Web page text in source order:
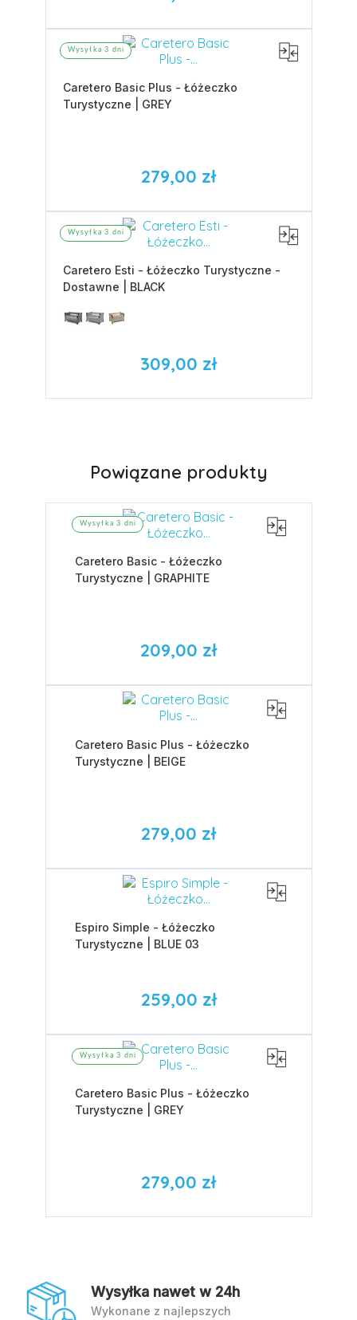
Powiązane produkty
Wysyłka 3 dni
Caretero Basic - Łóżeczko
Turystyczne | GRAPHITE
209,00 zł
Caretero Basic Plus - Łóżeczko
Turystyczne | BEIGE
279,00 zł
Espiro Simple - Łóżeczko
Turystyczne | BLUE 03
259,00 zł
Wysyłka 3 dni
Caretero Basic Plus - Łóżeczko
Turystyczne | GREY
279,00 zł
Wysyłka 3 dni
Caretero Basic Plus - Łóżeczko
Turystyczne | GREY
279,00 zł
Wysyłka 3 dni
Caretero Esti - Łóżeczko Turystyczne -
Dostawne | BLACK
309,00 zł
Wysyłka nawet w 24h
Wykonane z najlepszych